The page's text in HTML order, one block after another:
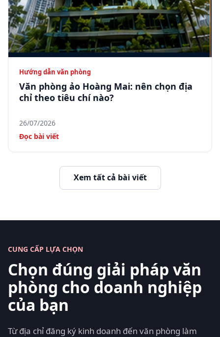
Hướng dẫn văn phòng
Văn phòng ảo Hoàng Mai: nên chọn địa
chỉ theo tiêu chí nào?
26/07/2026
Đọc bài viết
Xem tất cả bài viết
CUNG CẤP LỰA CHỌN
Chọn đúng giải pháp văn
phòng cho doanh nghiệp
của bạn
Từ địa chỉ đăng ký kinh doanh đến văn phòng làm